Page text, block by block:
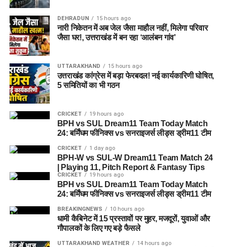
DEHRADUN 15 hours ago
नारी निकेतन में अब जेल जैसा माहौल नहीं, मिलेगा परिवार
जैसा घर!, उत्तराखंड में बन रहा ‘आलंबन गांव’
UTTARAKHAND 15 hours ago
उत्तराखंड कांग्रेस में बड़ा फेरबदल! नई कार्यकारिणी घोषित,
5 समितियों का भी गठन
CRICKET 19 hours ago
BPH vs SUL Dream11 Team Today Match
24: बर्मिंघम फीनिक्स vs सनराइजर्स लीड्स ड्रीम11 टीम
CRICKET 1 day ago
BPH-W vs SUL-W Dream11 Team Match 24
| Playing 11, Pitch Report & Fantasy Tips
CRICKET 19 hours ago
BPH vs SUL Dream11 Team Today Match
24: बर्मिंघम फीनिक्स vs सनराइजर्स लीड्स ड्रीम11 टीम
BREAKINGNEWS 10 hours ago
धामी कैबिनेट में 15 प्रस्तावों पर मुहर, मजदूरों, युवाओं और
गौपालकों के लिए गए बड़े फैसले
UTTARAKHAND WEATHER 14 hours ago